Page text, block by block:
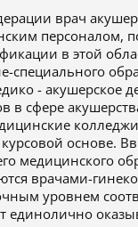
врач акушер
персоналом,
в этой
специального
- акушерское
в сфере
основе.
медицинского
врачами-
уровнем
единолично